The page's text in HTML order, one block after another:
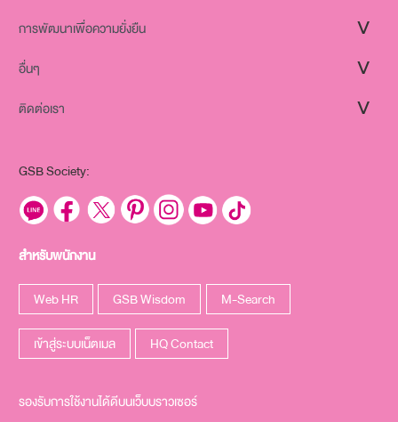
การพัฒนาเพื่อความยั่งยืน
อื่นๆ
ติดต่อเรา
GSB Society:
สำหรับพนักงาน
Web HR GSB Wisdom M-Search
เข้าสู่ระบบเน็ตเมล HQ Contact
รองรับการใช้งานได้ดีบนเว็บบราวเซอร์